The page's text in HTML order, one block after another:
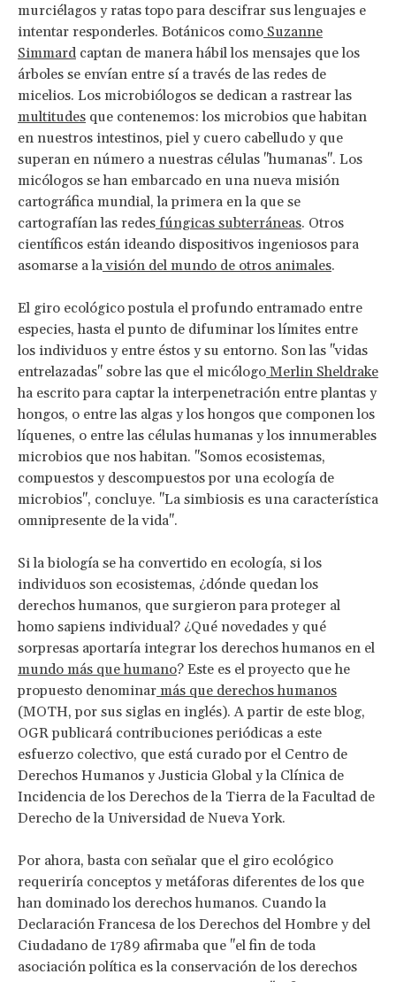
murciélagos y ratas topo para descifrar sus lenguajes e
intentar responderles. Botánicos como Suzanne
Simmard captan de manera hábil los mensajes que los
árboles se envían entre sí a través de las redes de
micelios. Los microbiólogos se dedican a rastrear las
multitudes que contenemos: los microbios que habitan
en nuestros intestinos, piel y cuero cabelludo y que
superan en número a nuestras células "humanas". Los
micólogos se han embarcado en una nueva misión
cartográfica mundial, la primera en la que se
cartografían las redes fúngicas subterráneas. Otros
científicos están ideando dispositivos ingeniosos para
asomarse a lavisión del mundo de otros animales.
El giro ecológico postula el profundo entramado entre
especies, hasta el punto de difuminar los límites entre
los individuos y entre éstos y su entorno. Son las "vidas
entrelazadas" sobre las que el micólogo Merlin Sheldrake
ha escrito para captar la interpenetración entre plantas y
hongos, o entre las algas y los hongos que componen los
líquenes, o entre las células humanas y los innumerables
microbios que nos habitan. "Somos ecosistemas,
compuestos y descompuestos por una ecología de
microbios", concluye. "La simbiosis es una característica
omnipresente de la vida".
Si la biología se ha convertido en ecología, si los
individuos son ecosistemas, ¿dónde quedan los
derechos humanos, que surgieron para proteger al
homo sapiens individual? ¿Qué novedades y qué
sorpresas aportaría integrar los derechos humanos en el
mundo más que humano? Este es el proyecto que he
propuesto denominar más que derechos humanos
(MOTH, por sus siglas en inglés). A partir de este blog,
OGR publicará contribuciones periódicas a este
esfuerzo colectivo, que está curado por el Centro de
Derechos Humanos y Justicia Global y la Clínica de
Incidencia de los Derechos de la Tierra de la Facultad de
Derecho de la Universidad de Nueva York.
Por ahora, basta con señalar que el giro ecológico
requeriría conceptos y metáforas diferentes de los que
han dominado los derechos humanos. Cuando la
Declaración Francesa de los Derechos del Hombre y del
Ciudadano de 1789 afirmaba que "el fin de toda
asociación política es la conservación de los derechos